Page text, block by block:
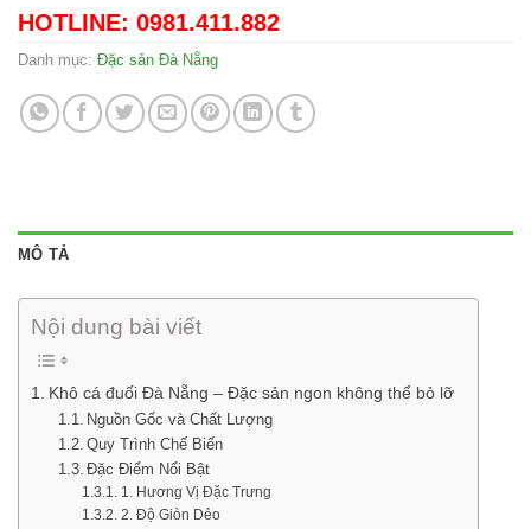
HOTLINE: 0981.411.882
Danh mục: Đặc sản Đà Nẵng
MÔ TẢ
Nội dung bài viết
Khô cá đuối Đà Nẵng – Đặc sản ngon không thể bỏ lỡ
Nguồn Gốc và Chất Lượng
Quy Trình Chế Biến
Đặc Điểm Nổi Bật
1. Hương Vị Đặc Trưng
2. Độ Giòn Dẻo